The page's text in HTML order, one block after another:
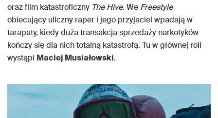
oraz film katastroficzny The Hive. We Freestyle
obiecujący uliczny raper i jego przyjaciel wpadają w
tarapaty, kiedy duża transakcja sprzedaży narkotyków
kończy się dla nich totalną katastrofą. Tu w głównej roli
wystąpi Maciej Musiałowski.